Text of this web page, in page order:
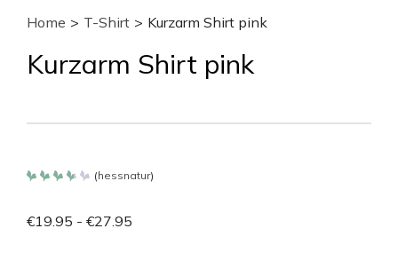
Home > T-Shirt > Kurzarm Shirt pink
Kurzarm Shirt pink
von 5
(hessnatur)
€19.95 - €27.95